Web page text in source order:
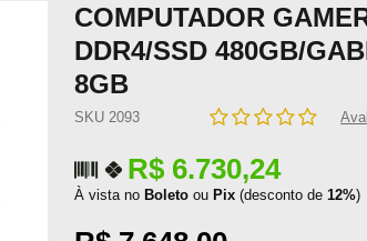
COMPUTADOR
DDR4/SSD 480GB/
8GB
SKU 2093
R$ 6.730,24
À vista no Boleto ou Pix (desconto de 12%)